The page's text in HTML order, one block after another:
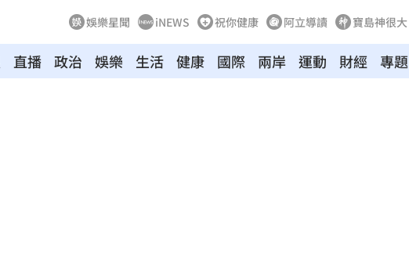
娛樂星聞 iNEWS 祝你健康 阿立導讀 寶島神很大
直播 政治 娛樂 生活 健康 國際 兩岸 運動 財經 專題